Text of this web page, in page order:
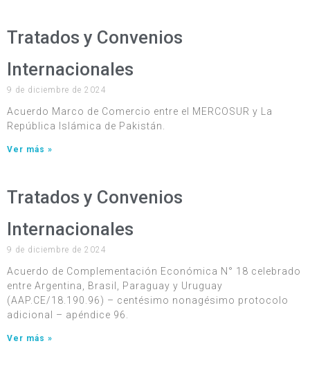
Tratados y Convenios
Internacionales
9 de diciembre de 2024
Acuerdo Marco de Comercio entre el MERCOSUR y La
República Islámica de Pakistán.
Ver más »
Tratados y Convenios
Internacionales
9 de diciembre de 2024
Acuerdo de Complementación Económica N° 18 celebrado
entre Argentina, Brasil, Paraguay y Uruguay
(AAP.CE/18.190.96) – centésimo nonagésimo protocolo
adicional – apéndice 96.
Ver más »